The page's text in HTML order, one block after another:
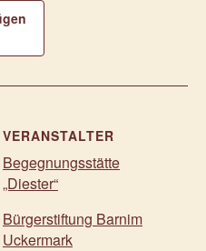
VERANSTALTER
Begegnungsstätte
„Diester“
Bürgerstiftung Barnim
Uckermark